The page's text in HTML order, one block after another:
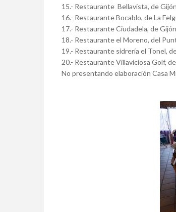
15.- Restaurante Bellavista, de
16.- Restaurante Bocablo, de La
17.- Restaurante Ciudadela, de
18.- Restaurante el Moreno, del
19.- Restaurante sidrería el Tonel,
20.- Restaurante Villaviciosa Golf,
No presentando elaboración Casa